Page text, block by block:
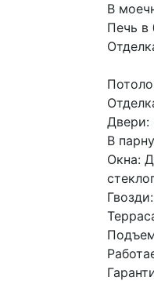
В
Печь в
Двери:
В
Окна: